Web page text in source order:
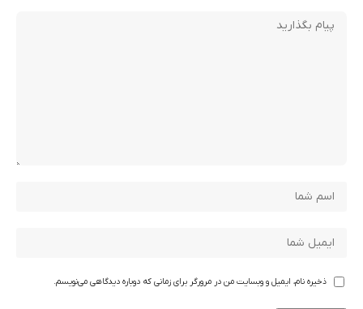
ذخیره نام، ایمیل و وبسایت من در مرورگر برای زمانی که دوباره دیدگاهی می‌نویسم.